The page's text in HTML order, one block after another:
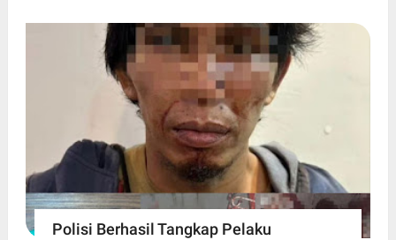
Polisi Berhasil Tangkap Pelaku